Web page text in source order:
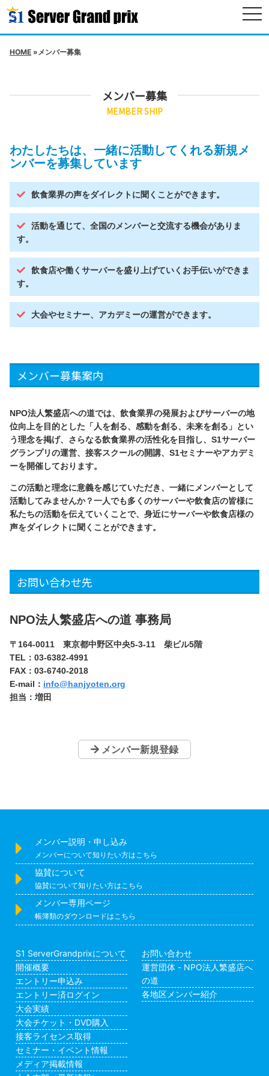
HOME »メンバー募集
メンバー募集
MEMBER SHIP
わたしたちは、一緒に活動してくれる新規メ
ンバーを募集しています
飲食業界の声をダイレクトに聞くことができます。
活動を通じて、全国のメンバーと交流する機会がありま
す。
飲食店や働くサーバーを盛り上げていくお手伝いができま
す。
大会やセミナー、アカデミーの運営ができます。
メンバー募集案内
NPO法人繁盛店への道では、飲食業界の発展およびサーバーの地
位向上を目的とした「人を創る、感動を創る、未来を創る」とい
う理念を掲げ、さらなる飲食業界の活性化を目指し、S1サーバー
グランプリの運営、接客スクールの開講、S1セミナーやアカデミ
ーを開催しております。
この活動と理念に意義を感じていただき、一緒にメンバーとして
活動してみませんか？一人でも多くのサーバーや飲食店の皆様に
私たちの活動を伝えていくことで、身近にサーバーや飲食店様の
声をダイレクトに聞くことができます。
お問い合わせ先
NPO法人繁盛店への道 事務局
〒164-0011 東京都中野区中央5-3-11 柴ビル5階
TEL：03-6382-4991
FAX：03-6740-2018
E-mail： info@hanjyoten.org
担当：増田
メンバー新規登録
メンバー説明・申し込み
メンバーについて知りたい方はこちら
協賛について
協賛について知りたい方はこちら
メンバー専用ページ
帳簿類のダウンロードはこちら
S1 ServerGrandprixについて
開催概要
エントリー申込み
エントリー済ログイン
大会実績
大会チケット・DVD購入
接客ライセンス取得
セミナー・イベント情報
メディア掲載情報
お問い合わせ
運営団体 - NPO法人繁盛店へ
の道
各地区メンバー紹介